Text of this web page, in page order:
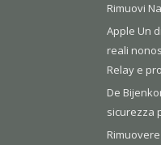
Rimuovi
Apple Un
reali
Relay e
De
sicurezza